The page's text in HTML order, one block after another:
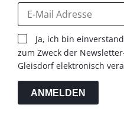
Ja, ich bin
zum Zweck der
Gleisdorf elektronisch
ANMELDEN